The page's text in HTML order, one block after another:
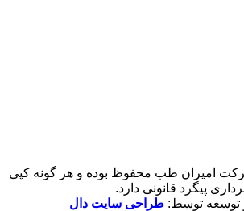
امیران طب محفوظ بوده و هر گونه کپی
پیگرد قانونی دارد.
توسعه توسط:طراحی سایت دال